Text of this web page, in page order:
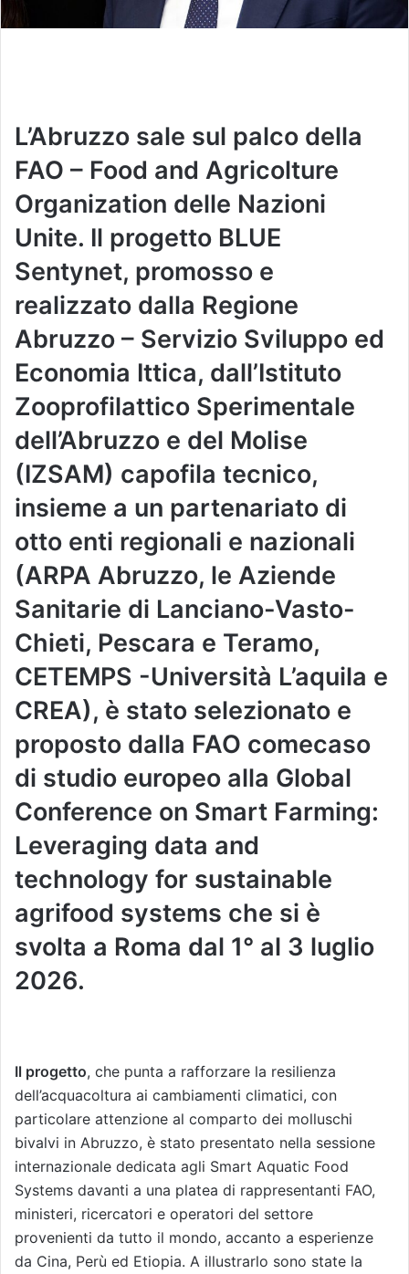
L’Abruzzo sale sul palco della
FAO – Food and Agricolture
Organization delle Nazioni
Unite. Il progetto BLUE
Sentynet, promosso e
realizzato dalla Regione
Abruzzo – Servizio Sviluppo ed
Economia Ittica, dall’Istituto
Zooprofilattico Sperimentale
dell’Abruzzo e del Molise
(IZSAM) capofila tecnico,
insieme a un partenariato di
otto enti regionali e nazionali
(ARPA Abruzzo, le Aziende
Sanitarie di Lanciano-Vasto-
Chieti, Pescara e Teramo,
CETEMPS -Università L’aquila e
CREA), è stato selezionato e
proposto dalla FAO comecaso
di studio europeo alla Global
Conference on Smart Farming:
Leveraging data and
technology for sustainable
agrifood systems che si è
svolta a Roma dal 1° al 3 luglio
2026.
Il progetto, che punta a rafforzare la resilienza
dell’acquacoltura ai cambiamenti climatici, con
particolare attenzione al comparto dei molluschi
bivalvi in Abruzzo, è stato presentato nella sessione
internazionale dedicata agli Smart Aquatic Food
Systems davanti a una platea di rappresentanti FAO,
ministeri, ricercatori e operatori del settore
provenienti da tutto il mondo, accanto a esperienze
da Cina, Perù ed Etiopia. A illustrarlo sono state la